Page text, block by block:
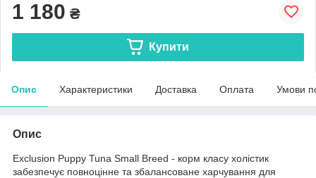
1 180 ₴
Купити
Опис Характеристики Доставка Оплата Умови
Опис
Exclusion Puppy Tuna Small Breed - корм класу холістик
забезпечує повноцінне та збалансоване харчування для